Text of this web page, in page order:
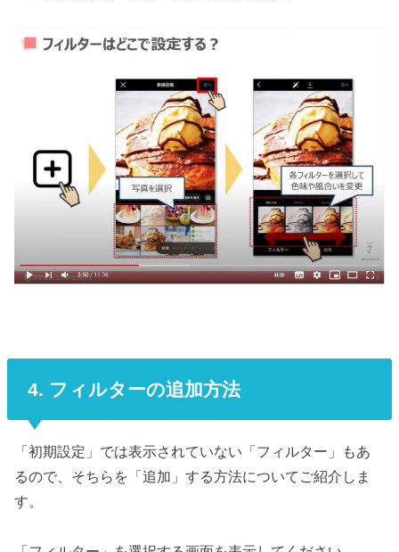
4. フィルターの追加方法
「初期設定」では表示されていない「フィルター」もあ
るので、そちらを「追加」する方法についてご紹介しま
す。